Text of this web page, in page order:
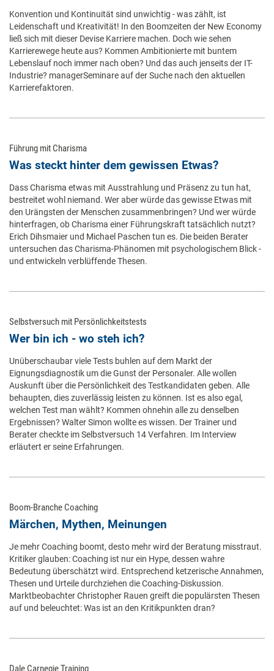
Konvention und Kontinuität sind unwichtig - was zählt, ist
Leidenschaft und Kreativität! In den Boomzeiten der New Economy
ließ sich mit dieser Devise Karriere machen. Doch wie sehen
Karrierewege heute aus? Kommen Ambitionierte mit buntem
Lebenslauf noch immer nach oben? Und das auch jenseits der IT-
Industrie? managerSeminare auf der Suche nach den aktuellen
Karrierefaktoren.
Führung mit Charisma
Was steckt hinter dem gewissen Etwas?
Dass Charisma etwas mit Ausstrahlung und Präsenz zu tun hat,
bestreitet wohl niemand. Wer aber würde das gewisse Etwas mit
den Urängsten der Menschen zusammenbringen? Und wer würde
hinterfragen, ob Charisma einer Führungskraft tatsächlich nutzt?
Erich Dihsmaier und Michael Paschen tun es. Die beiden Berater
untersuchen das Charisma-Phänomen mit psychologischem Blick -
und entwickeln verblüffende Thesen.
Selbstversuch mit Persönlichkeitstests
Wer bin ich - wo steh ich?
Unüberschaubar viele Tests buhlen auf dem Markt der
Eignungsdiagnostik um die Gunst der Personaler. Alle wollen
Auskunft über die Persönlichkeit des Testkandidaten geben. Alle
behaupten, dies zuverlässig leisten zu können. Ist es also egal,
welchen Test man wählt? Kommen ohnehin alle zu denselben
Ergebnissen? Walter Simon wollte es wissen. Der Trainer und
Berater checkte im Selbstversuch 14 Verfahren. Im Interview
erläutert er seine Erfahrungen.
Boom-Branche Coaching
Märchen, Mythen, Meinungen
Je mehr Coaching boomt, desto mehr wird der Beratung misstraut.
Kritiker glauben: Coaching ist nur ein Hype, dessen wahre
Bedeutung überschätzt wird. Entsprechend ketzerische Annahmen,
Thesen und Urteile durchziehen die Coaching-Diskussion.
Marktbeobachter Christopher Rauen greift die populärsten Thesen
auf und beleuchtet: Was ist an den Kritikpunkten dran?
Dale Carnegie Training